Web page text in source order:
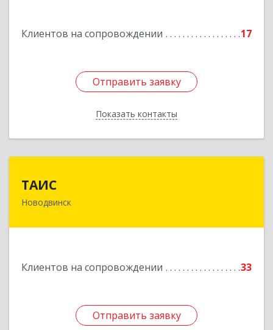
Клиентов на сопровождении 17
Отправить заявку
Показать контакты
Отправить заявку
Назад
ТАИС
Новодвинск
Клиентов на сопровождении 33
Отправить заявку
164902, Архангельская обл, Новодвинск г,
Отправить заявку